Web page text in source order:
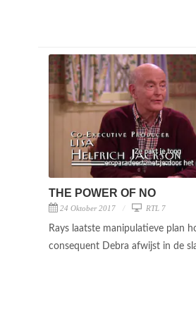
THE POWER OF NO
24 Oktober 2017 RTL 7
Rays laatste manipulatieve plan
consequent Debra afwijst in de